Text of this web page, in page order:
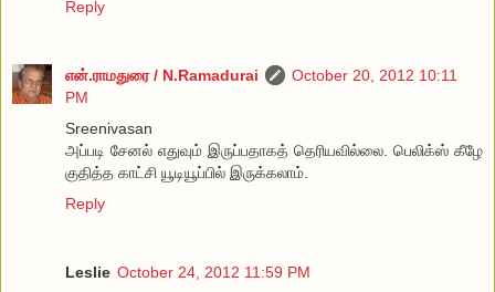
Reply
என்.ராமதுரை / N.Ramadurai
October 20, 2012 10:11
PM
Sreenivasan
அப்படி சேனல் எதுவும் இருப்பதாகத் தெரியவில்லை. பெலிக்ஸ் கீழே
குதித்த காட்சி யூடியூப்பில் இருக்கலாம்.
Reply
Leslie October 24, 2012 11:59 PM